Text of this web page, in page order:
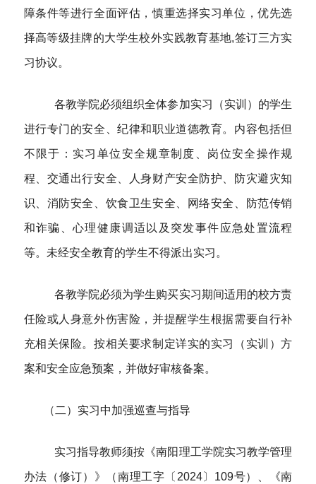
障条件等进行全面评估，慎重选择实习单位，优先选
择高等级挂牌的大学生校外实践教育基地,签订三方实
习协议。
各教学院必须组织全体参加实习（实训）的学生
进行专门的安全、纪律和职业道德教育。内容包括但
不限于：实习单位安全规章制度、岗位安全操作规
程、交通出行安全、人身财产安全防护、防灾避灾知
识、消防安全、饮食卫生安全、网络安全、防范传销
和诈骗、心理健康调适以及突发事件应急处置流程
等。未经安全教育的学生不得派出实习。
各教学院必须为学生购买实习期间适用的校方责
任险或人身意外伤害险，并提醒学生根据需要自行补
充相关保险。按相关要求制定详实的实习（实训）方
案和安全应急预案，并做好审核备案。
（二）实习中加强巡查与指导
实习指导教师须按《南阳理工学院实习教学管理
办法（修订）》（南理工字〔 2024〕109号）、《南